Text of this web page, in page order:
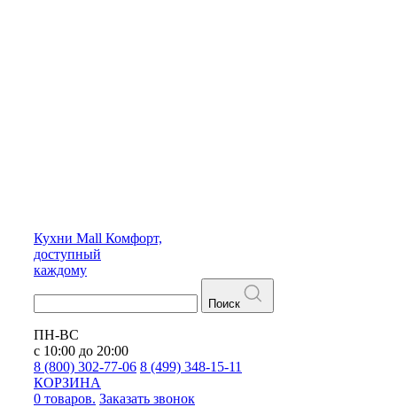
Кухни Mall Комфорт,
доступный
каждому
Поиск
ПН-ВС
с 10:00 до 20:00
8 (800) 302-77-06 8 (499) 348-15-11
КОРЗИНА
0 товаров. Заказать звонок